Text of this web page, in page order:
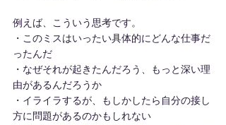
例えば、こういう思考です。
・このミスはいったい具体的にどんな仕事だ
ったんだ
・なぜそれが起きたんだろう、もっと深い理
由があるんだろうか
・イライラするが、もしかしたら自分の接し
方に問題があるのかもしれない